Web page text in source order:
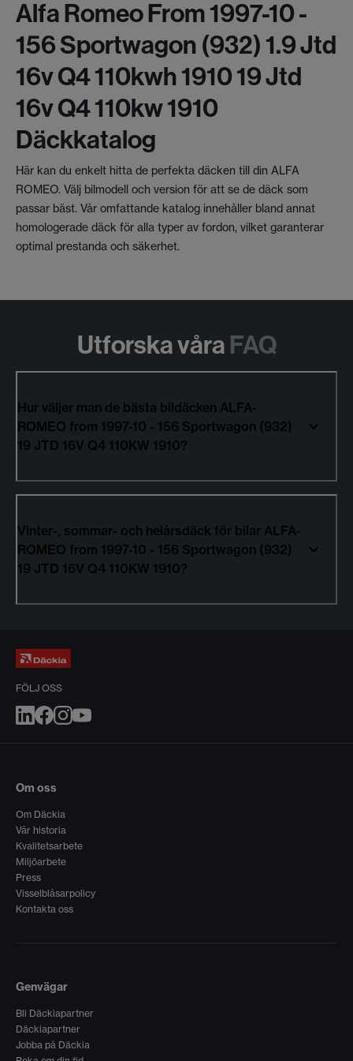
Alfa Romeo From 1997-10 -
156 Sportwagon (932) 1.9 Jtd
16v Q4 110kwh 1910 19 Jtd
16v Q4 110kw 1910
Däckkatalog
Här kan du enkelt hitta de perfekta däcken till din ALFA
ROMEO. Välj bilmodell och version för att se de däck som
passar bäst. Vår omfattande katalog innehåller bland annat
homologerade däck för alla typer av fordon, vilket garanterar
optimal prestanda och säkerhet.
Utforska våra FAQ
Hur väljer man de bästa bildäcken ALFA-
ROMEO from 1997-10 - 156 Sportwagon (932)
19 JTD 16V Q4 110KW 1910?
Vinter-, sommar- och helårsdäck för bilar ALFA-
ROMEO from 1997-10 - 156 Sportwagon (932)
19 JTD 16V Q4 110KW 1910?
FÖLJ OSS
Om oss
Om Däckia
Vår historia
Kvalitetsarbete
Miljöarbete
Press
Visselblåsarpolicy
Kontakta oss
Genvägar
Bli Däckiapartner
Däckiapartner
Jobba på Däckia